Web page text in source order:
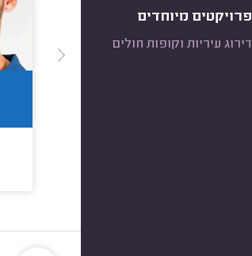
פרויקטים מיוחדים
דירוג עיריות וקופות חולים